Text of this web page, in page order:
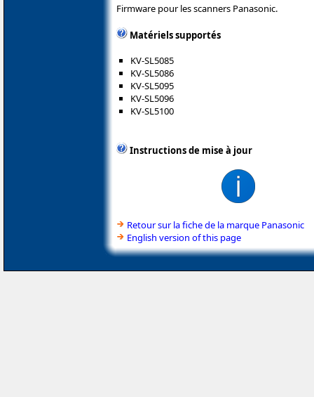
Firmware pour les scanners Panasonic.
Matériels supportés
KV-SL5085
KV-SL5086
KV-SL5095
KV-SL5096
KV-SL5100
Instructions de mise à jour
Retour sur la fiche de la marque Panasonic
English version of this page